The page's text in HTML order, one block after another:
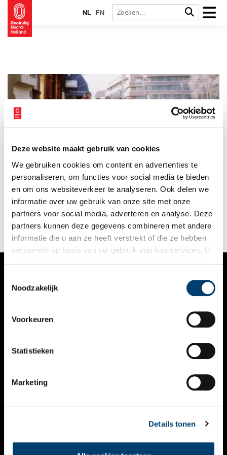
Deze website maakt gebruik van cookies
We gebruiken cookies om content en advertenties te
personaliseren, om functies voor social media te bieden
en om ons websiteverkeer te analyseren. Ook delen we
informatie over uw gebruik van onze site met onze
partners voor social media, adverteren en analyse. Deze
partners kunnen deze gegevens combineren met andere
informatie die u aan ze heeft verstrekt of die ze hebben
verzameld op basis van uw gebruik van hun services. U
Noodzakelijk
Voorkeuren
Statistieken
Marketing
Details tonen
NL EN
In de jaren ’70 waren ze daar plotseling. Met kale beschilderde
hoofden, zingend door de Amsterdamse straten: de Hare
Krishna’s. Wie waren deze aanhangers van Krishna en hoe
raakten ze in Amsterdam verzeild?
VERHALEN
KALENDER
THEMA’S
VIDEO’S
CONTACT